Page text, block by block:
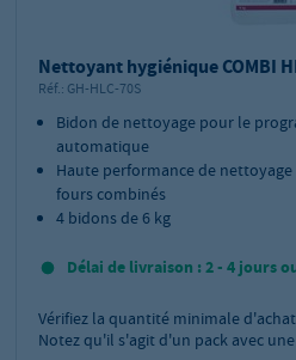
Nettoyant hygiénique COMBI
Réf.: GH-HLC-70S
Bidon de nettoyage pour le
automatique
Haute performance de
fours combinés
4 bidons de 6 kg
Délai de livraison : 2 - 4 jours
Vérifiez la quantité minimale
Notez qu'il s'agit d'un pack avec